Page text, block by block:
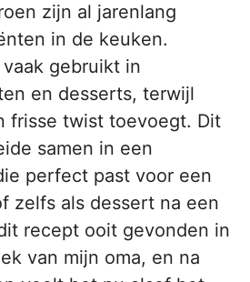
zijn al jarenlang
in de keuken.
gebruikt in
en desserts, terwijl
frisse twist toevoegt. Dit
samen in een
perfect past voor een
zelfs als dessert na een
recept ooit gevonden in
van mijn oma, en na